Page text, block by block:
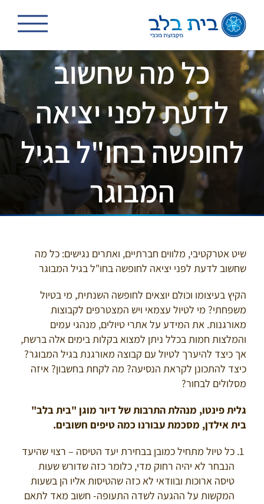
לתוכן
כל מה שחשוב
לדעת לפני יציאה
לחופשה בחו"ל בגיל
המבוגר
שיט אטרקטיבי, מלווים חברתיים, ואתרים נגישים: כל מה
שחשוב לדעת לפני יציאה לחופשה בחו"ל בגיל המבוגר
הקיץ בעיצומו וכולם יוצאים לחופשה השנתית, מי בטיול
משפחתי? מי לטיול עצמאי ויש המצטרפים לקבוצות
מאורגנות. את המידע על אתרי טיולים, מנהגי עמים
והמלצות חמות בכלל ניתן למצוא בקלות בימים אלה ברשת,
אך כיצד להיערך לטיול עם קבוצה מאורגנת בגיל המבוגר?
כיצד להתכונן לקראת הנסיעה? מה לקחת בחשבון? איזה
מסלולים לבחור?
גלית פינטו, מנהלת התרבות של דיור מוגן "בית בלב"
בית אילדן, מסכמת עבורנו כמה טיפים חשובים.
כל טיול מתחיל כמובן בבחירת יעד הטיסה – רצוי שהיעד
הנבחר לא יהיה רחוק מדי, כלומר כזה שדורש שעות
טיסה ארוכות ובוודאי לא כזה שהטיסות אליו הן בשעות
המקשות על ההגעה לשדה התעופה- חשוב מאד לתאם